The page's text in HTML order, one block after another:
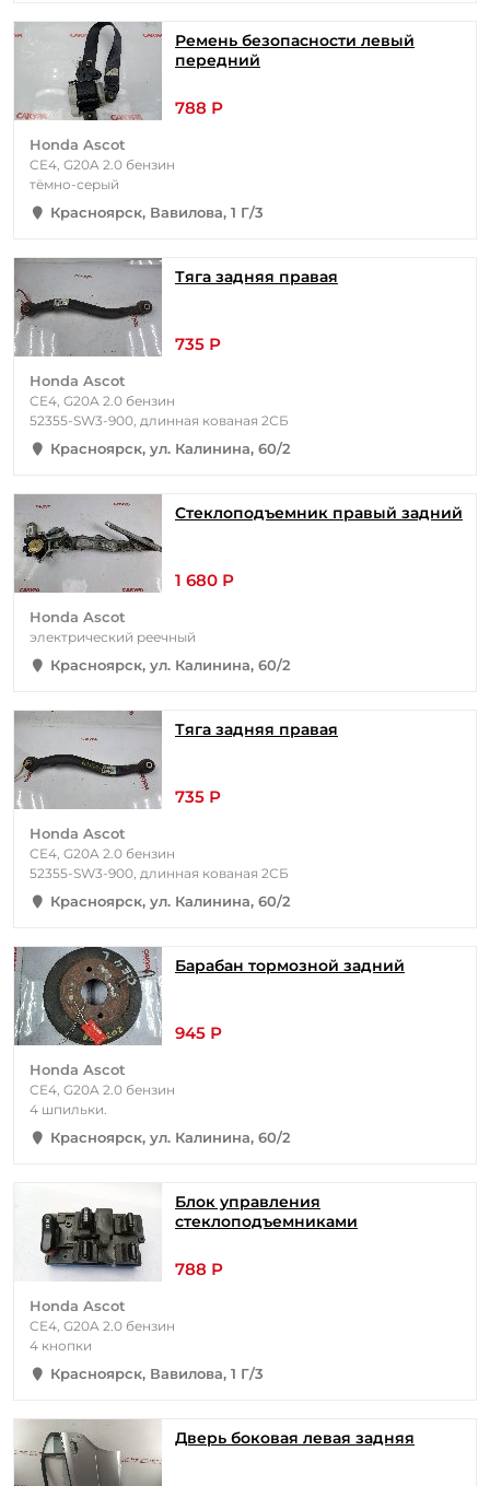
Ремень безопасности левый
передний
788 Р
Honda Ascot
CE4, G20A 2.0 бензин
тёмно-серый
Красноярск, Вавилова, 1 Г/3
Тяга задняя правая
735 Р
Honda Ascot
CE4, G20A 2.0 бензин
52355-SW3-900, длинная кованая 2СБ
Красноярск, ул. Калинина, 60/2
Стеклоподъемник правый задний
1 680 Р
Honda Ascot
электрический реечный
Красноярск, ул. Калинина, 60/2
Тяга задняя правая
735 Р
Honda Ascot
CE4, G20A 2.0 бензин
52355-SW3-900, длинная кованая 2СБ
Красноярск, ул. Калинина, 60/2
Барабан тормозной задний
945 Р
Honda Ascot
CE4, G20A 2.0 бензин
4 шпильки.
Красноярск, ул. Калинина, 60/2
Блок управления
стеклоподъемниками
788 Р
Honda Ascot
CE4, G20A 2.0 бензин
4 кнопки
Красноярск, Вавилова, 1 Г/3
Дверь боковая левая задняя